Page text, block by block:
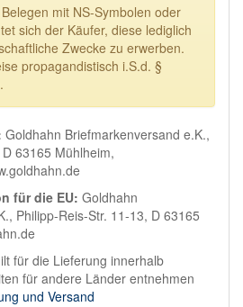
mit NS-Symbolen oder
sich der Käufer, diese lediglich
Zwecke zu erwerben.
propagandistisch i.S.d. §
Goldhahn Briefmarkenversand e.K.,
63165 Mühlheim,
für die EU: Goldhahn
Philipp-Reis-Str. 11-13, D 63165
für die Lieferung innerhalb
für andere Länder entnehmen
und Versand